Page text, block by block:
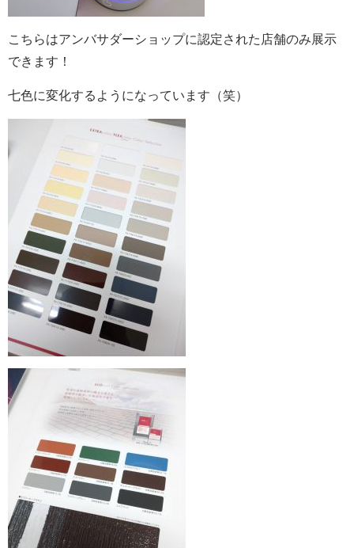
こちらはアンバサダーショップに認定された店舗のみ展示
できます！
七色に変化するようになっています（笑）